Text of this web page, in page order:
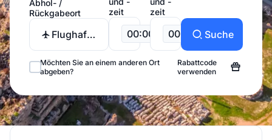
Abhol- /
Rückgabeort
Flughafen
zeit
00:00
zeit
00:00 Suche
Möchten Sie an einem anderen Ort
abgeben?
Rabattcode
verwenden